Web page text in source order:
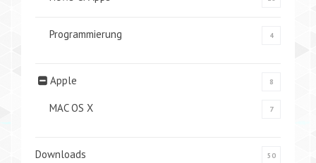
Programmierung 4
Apple 8
MAC OS X 7
Downloads 50